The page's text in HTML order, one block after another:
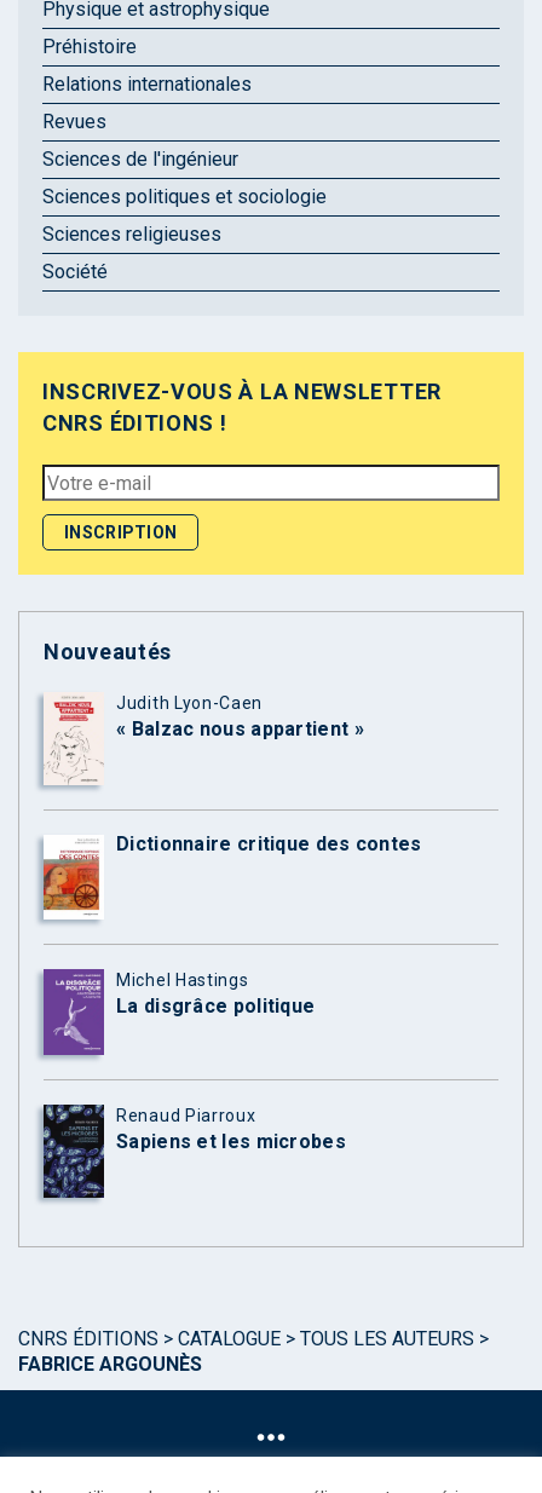
Physique et astrophysique
Préhistoire
Relations internationales
Revues
Sciences de l'ingénieur
Sciences politiques et sociologie
Sciences religieuses
Société
INSCRIVEZ-VOUS À LA NEWSLETTER
CNRS ÉDITIONS !
Nouveautés
Judith Lyon-Caen
« Balzac nous appartient »
Dictionnaire critique des contes
Michel Hastings
La disgrâce politique
Renaud Piarroux
Sapiens et les microbes
CNRS ÉDITIONS > CATALOGUE > TOUS LES AUTEURS >
FABRICE ARGOUNÈS